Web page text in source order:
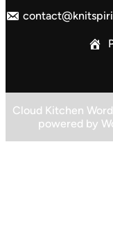
Cloud Kitchen
powered by